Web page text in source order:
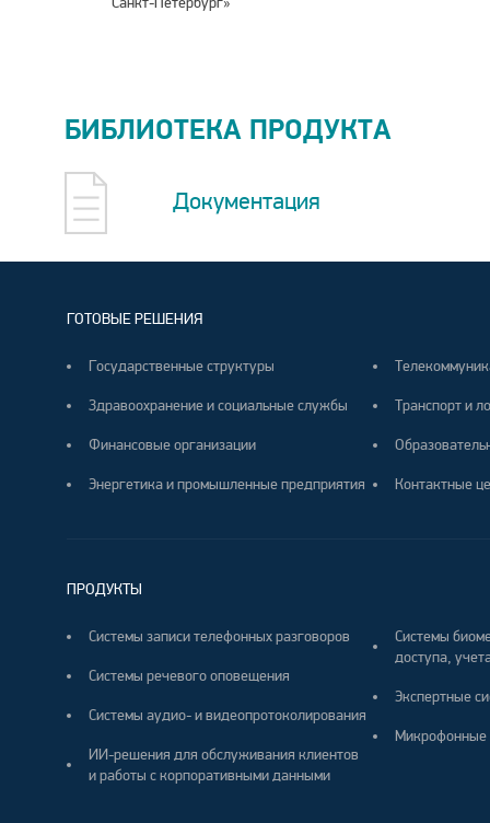
БИБЛИОТЕКА ПРОДУКТА
Документация
ГОТОВЫЕ РЕШЕНИЯ
Государственные структуры
Здравоохранение и социальные службы
Финансовые организации
Энергетика и промышленные предприятия
Транспорт и
Контактные
ПРОДУКТЫ
Системы записи телефонных разговоров
Системы речевого оповещения
Системы аудио- и видеопротоколирования
ИИ-решения для обслуживания клиентов
и работы с корпоративными данными
Системы
доступа,
Экспертные
Микрофонные